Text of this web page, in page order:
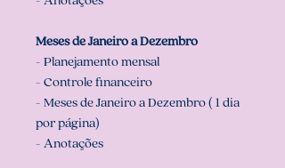
Meses de Janeiro a Dezembro
- Planejamento mensal
- Controle financeiro
- Meses de Janeiro a Dezembro ( 1 dia
por página)
- Anotações